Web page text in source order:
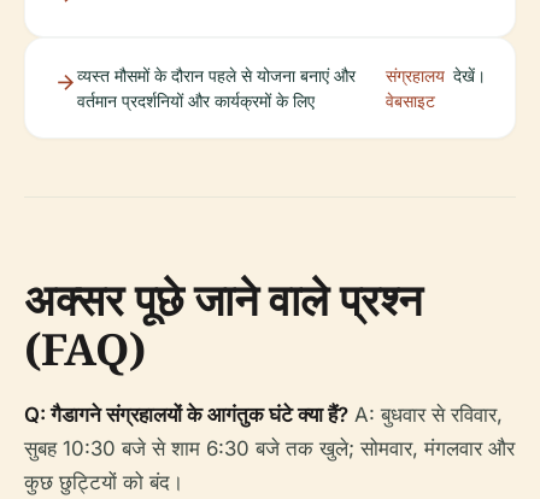
व्यस्त मौसमों के दौरान पहले से योजना बनाएं और
वर्तमान प्रदर्शनियों और कार्यक्रमों के लिए
संग्रहालय
वेबसाइट
देखें।
अक्सर पूछे जाने वाले प्रश्न
(FAQ)
Q: गैडागने संग्रहालयों के आगंतुक घंटे क्या हैं? A: बुधवार से रविवार,
सुबह 10:30 बजे से शाम 6:30 बजे तक खुले; सोमवार, मंगलवार और
कुछ छुट्टियों को बंद।